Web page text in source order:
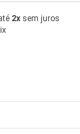
2xsem juros